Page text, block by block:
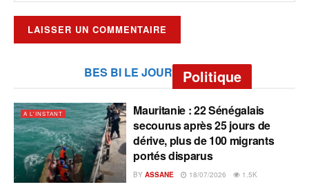
BES BI LE JOUR Politique
A L'INSTANT
Mauritanie : 22 Sénégalais
secourus après 25 jours de
dérive, plus de 100 migrants
portés disparus
BY ASSANE 18/07/2026 1.5K